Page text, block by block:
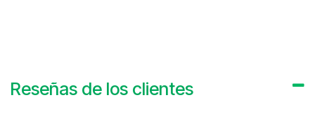
Reseñas de los clientes